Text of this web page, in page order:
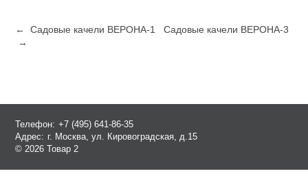
← Садовые качели ВЕРОНА-1
Садовые качели ВЕРОНА-3
→
Телефон: +7 (495) 641-86-35
Адрес: г. Москва, ул. Кировоградская, д.15
© 2026 Товар 2